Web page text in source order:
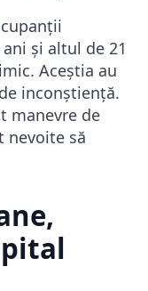
și altul de 21
Aceștia au
inconștiență.
manevre de
nevoite să